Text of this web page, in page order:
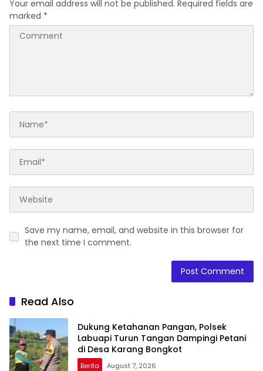
Your email address will not be published. Required fields are
marked *
Save my name, email, and website in this browser for
the next time I comment.
Read Also
Dukung Ketahanan Pangan, Polsek
Labuapi Turun Tangan Dampingi Petani
di Desa Karang Bongkot
Berita August 7, 2026